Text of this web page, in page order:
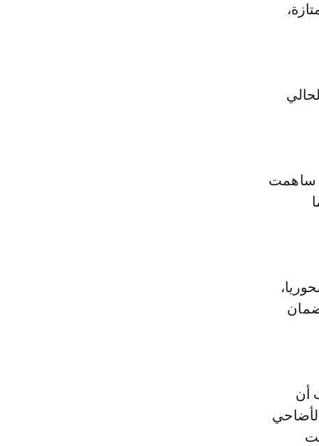
الممتازة،
ساهمت
أن